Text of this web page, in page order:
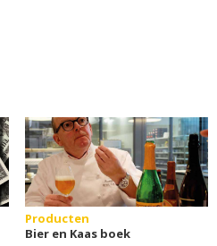
Producten
Bier en Kaas boek